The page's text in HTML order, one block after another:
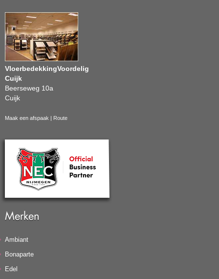
VloerbedekkingVoordelig
Cuijk
Beerseweg 10a
Cuijk
Maak een afspaak | Route
Merken
Ambiant
Bonaparte
Edel